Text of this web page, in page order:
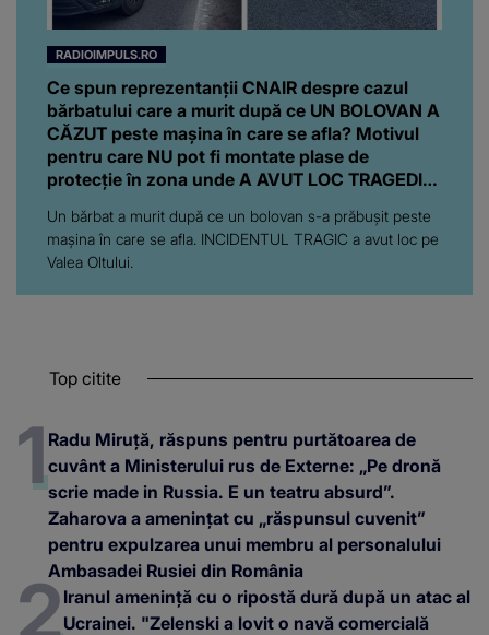
RADIOIMPULS.RO
Ce spun reprezentanții CNAIR despre cazul
bărbatului care a murit după ce UN BOLOVAN A
CĂZUT peste mașina în care se afla? Motivul
pentru care NU pot fi montate plase de
protecție în zona unde A AVUT LOC TRAGEDIA:
Un bărbat a murit după ce un bolovan s-a prăbușit peste
mașina în care se afla. INCIDENTUL TRAGIC a avut loc pe
Valea Oltului.
Top citite
Radu Miruță, răspuns pentru purtătoarea de
cuvânt a Ministerului rus de Externe: „Pe dronă
scrie made in Russia. E un teatru absurd”.
Zaharova a amenințat cu „răspunsul cuvenit”
pentru expulzarea unui membru al personalului
Ambasadei Rusiei din România
Iranul amenință cu o ripostă dură după un atac al
Ucrainei. "Zelenski a lovit o navă comercială